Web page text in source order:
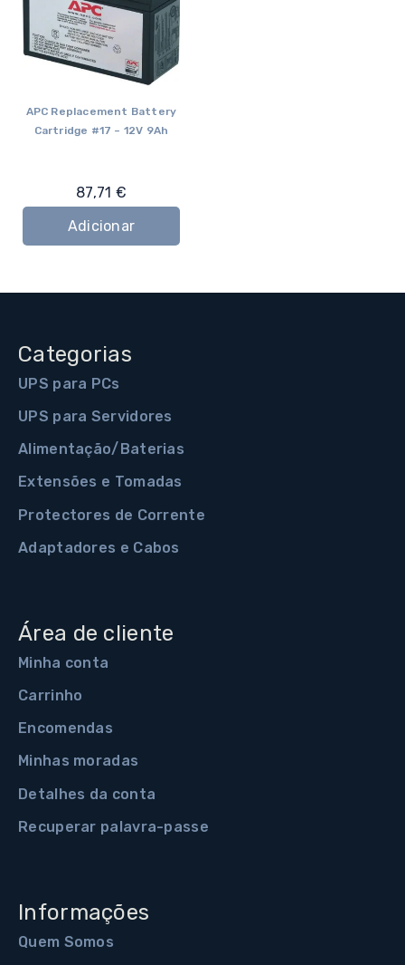
APC Replacement Battery
Cartridge #17 – 12V 9Ah
87,71 €
Adicionar
Categorias
UPS para PCs
UPS para Servidores
Alimentação/Baterias
Extensões e Tomadas
Protectores de Corrente
Adaptadores e Cabos
Área de cliente
Minha conta
Carrinho
Encomendas
Minhas moradas
Detalhes da conta
Recuperar palavra-passe
Informações
Quem Somos